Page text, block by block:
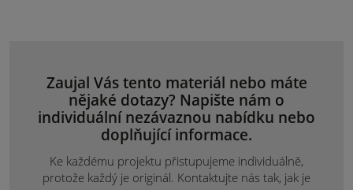
Zaujal Vás tento materiál nebo máte
nějaké dotazy? Napište nám o
individuální nezávaznou nabídku nebo
doplňující informace.
Ke každému projektu přistupujeme individuálně,
protože každý je originál. Kontaktujte nás tak, jak je